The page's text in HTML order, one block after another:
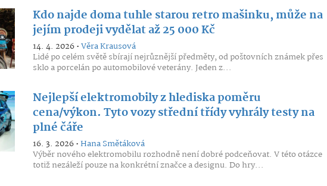
Kdo najde doma tuhle starou retro mašinku, může na
jejím prodeji vydělat až 25 000 Kč
14. 4. 2026 •Věra Krausová
Lidé po celém světě sbírají nejrůznější předměty, od poštovních známek přes
sklo a porcelán po automobilové veterány. Jeden z...
Nejlepší elektromobily z hlediska poměru
cena/výkon. Tyto vozy střední třídy vyhrály testy na
plné čáře
16. 3. 2026 •Hana Smětáková
Výběr nového elektromobilu rozhodně není dobré podceňovat. V této otázce
totiž nezáleží pouze na konkrétní značce a designu. Do hry...